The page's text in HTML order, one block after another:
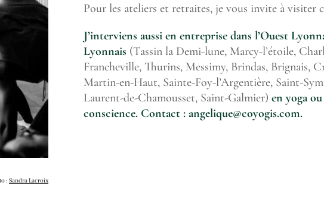
: Sandra Lacroix
Pour les ateliers et retraites, je vous invite à visiter
J’interviens aussi en entreprise dans l’Ouest
Lyonnais (Tassin la Demi-lune, Marcy-l’étoile,
Francheville, Thurins, Messimy, Brindas, Brignais,
Martin-en-Haut, Sainte-Foy-l’Argentière, Saint-
Laurent-de-Chamousset, Saint-Galmier)en yoga
conscience. Contact :angelique@coyogis.com.